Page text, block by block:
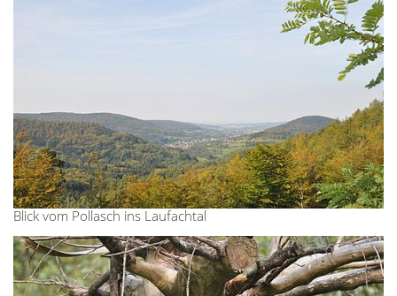
Blick vom Pollasch ins Laufachtal